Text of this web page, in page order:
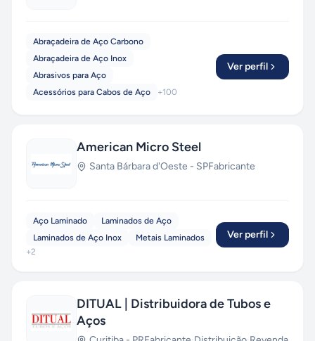
Abraçadeira de Aço Carbono
Abraçadeira de Aço Inox
Abrasivos para Aço
Acessórios para Cabos de Aço
+100
Ver perfil
American Micro Steel
Santa Bárbara d'Oeste - SPFabricante
Aço Laminado
Laminados de Aço
Laminados de Aço Inox
Metais Laminados
+2
Ver perfil
DITUAL | Distribuidora de Tubos e
Aços